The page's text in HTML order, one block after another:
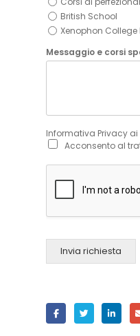
British School
Xenophon College
Messaggio e corsi
Informativa Privacy ai
Acconsento al
Invia richiesta